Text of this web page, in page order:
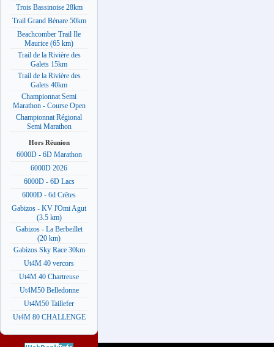
Trois Bassinoise 28km
Trail Grand Bénare 50km
Beachcomber Trail Ile
Maurice (65 km)
Trail de la Rivière des
Galets 15km
Trail de la Rivière des
Galets 40km
Championnat Semi
Marathon - Course Open
Championnat Régional
Semi Marathon
Hors Réunion
6000D - 6D Marathon
6000D 2026
6000D - 6D Lacs
6000D - 6d Crêtes
Gabizos - KV l'Omi Agut
(3.5 km)
Gabizos - La Berbeillet
(20 km)
Gabizos Sky Race 30km
Ut4M 40 vercors
Ut4M 40 Chartreuse
Ut4M50 Belledonne
Ut4M50 Taillefer
Ut4M 80 CHALLENGE